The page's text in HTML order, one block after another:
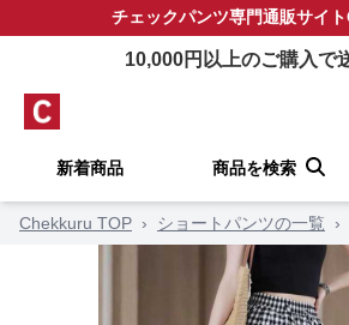
チェックパンツ専門通販サイト
10,000円以上のご購入で
新着商品 商品を検索
Chekkuru TOP › ショートパンツの一覧 ›